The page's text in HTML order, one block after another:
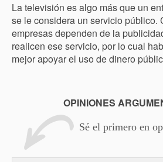
La televisión es algo más que un
se le considera un servicio público.
empresas dependen de la
realicen ese servicio, por lo cual
mejor apoyar el uso de dinero
OPINIONES
Sé el primero en